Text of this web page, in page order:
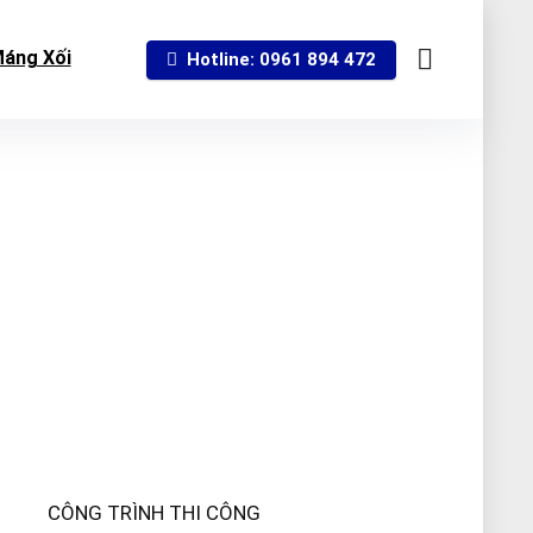
Xối Hotline: 0961 894 472
CÔNG TRÌNH THI CÔNG